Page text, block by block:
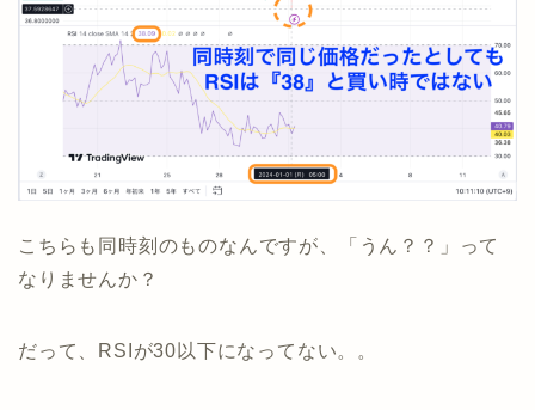
こちらも同時刻のものなんですが、「うん？？」って
なりませんか？
だって、RSIが30以下になってない。。